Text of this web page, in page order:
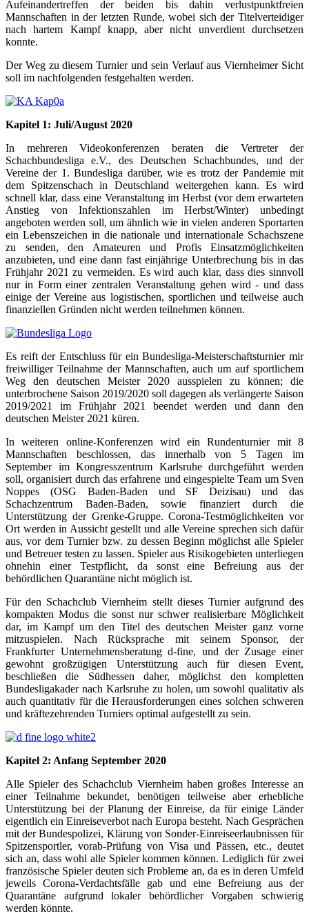
Aufeinandertreffen der beiden bis dahin verlustpunktfreien
Mannschaften in der letzten Runde, wobei sich der Titelverteidiger
nach hartem Kampf knapp, aber nicht unverdient durchsetzen
konnte.
Der Weg zu diesem Turnier und sein Verlauf aus Viernheimer Sicht
soll im nachfolgenden festgehalten werden.
Kapitel 1: Juli/August 2020
In mehreren Videokonferenzen beraten die Vertreter der
Schachbundesliga e.V., des Deutschen Schachbundes, und der
Vereine der 1. Bundesliga darüber, wie es trotz der Pandemie mit
dem Spitzenschach in Deutschland weitergehen kann. Es wird
schnell klar, dass eine Veranstaltung im Herbst (vor dem erwarteten
Anstieg von Infektionszahlen im Herbst/Winter) unbedingt
angeboten werden soll, um ähnlich wie in vielen anderen Sportarten
ein Lebenszeichen in die nationale und internationale Schachszene
zu senden, den Amateuren und Profis Einsatzmöglichkeiten
anzubieten, und eine dann fast einjährige Unterbrechung bis in das
Frühjahr 2021 zu vermeiden. Es wird auch klar, dass dies sinnvoll
nur in Form einer zentralen Veranstaltung gehen wird - und dass
einige der Vereine aus logistischen, sportlichen und teilweise auch
finanziellen Gründen nicht werden teilnehmen können.
Es reift der Entschluss für ein Bundesliga-Meisterschaftsturnier mir
freiwilliger Teilnahme der Mannschaften, auch um auf sportlichem
Weg den deutschen Meister 2020 ausspielen zu können; die
unterbrochene Saison 2019/2020 soll dagegen als verlängerte Saison
2019/2021 im Frühjahr 2021 beendet werden und dann den
deutschen Meister 2021 küren.
In weiteren online-Konferenzen wird ein Rundenturnier mit 8
Mannschaften beschlossen, das innerhalb von 5 Tagen im
September im Kongresszentrum Karlsruhe durchgeführt werden
soll, organisiert durch das erfahrene und eingespielte Team um Sven
Noppes (OSG Baden-Baden und SF Deizisau) und das
Schachzentrum Baden-Baden, sowie finanziert durch die
Unterstützung der Grenke-Gruppe. Corona-Testmöglichkeiten vor
Ort werden in Aussicht gestellt und alle Vereine sprechen sich dafür
aus, vor dem Turnier bzw. zu dessen Beginn möglichst alle Spieler
und Betreuer testen zu lassen. Spieler aus Risikogebieten unterliegen
ohnehin einer Testpflicht, da sonst eine Befreiung aus der
behördlichen Quarantäne nicht möglich ist.
Für den Schachclub Viernheim stellt dieses Turnier aufgrund des
kompakten Modus die sonst nur schwer realisierbare Möglichkeit
dar, im Kampf um den Titel des deutschen Meister ganz vorne
mitzuspielen. Nach Rücksprache mit seinem Sponsor, der
Frankfurter Unternehmensberatung d-fine, und der Zusage einer
gewohnt großzügigen Unterstützung auch für diesen Event,
beschließen die Südhessen daher, möglichst den kompletten
Bundesligakader nach Karlsruhe zu holen, um sowohl qualitativ als
auch quantitativ für die Herausforderungen eines solchen schweren
und kräftezehrenden Turniers optimal aufgestellt zu sein.
Kapitel 2: Anfang September 2020
Alle Spieler des Schachclub Viernheim haben großes Interesse an
einer Teilnahme bekundet, benötigen teilweise aber erhebliche
Unterstützung bei der Planung der Einreise, da für einige Länder
eigentlich ein Einreiseverbot nach Europa besteht. Nach Gesprächen
mit der Bundespolizei, Klärung von Sonder-Einreiseerlaubnissen für
Spitzensportler, vorab-Prüfung von Visa und Pässen, etc., deutet
sich an, dass wohl alle Spieler kommen können. Lediglich für zwei
französische Spieler deuten sich Probleme an, da es in deren Umfeld
jeweils Corona-Verdachtsfälle gab und eine Befreiung aus der
Quarantäne aufgrund lokaler behördlicher Vorgaben schwierig
werden könnte.